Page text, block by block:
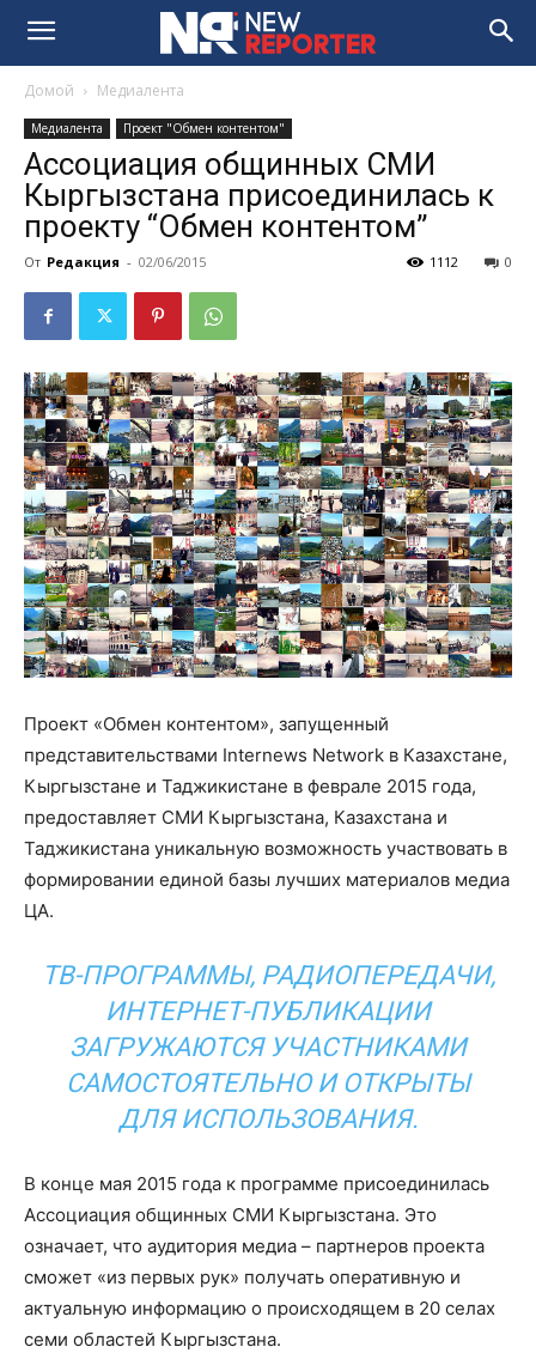
Домой Медиалента
Медиалента Проект "Обмен контентом"
Ассоциация общинных СМИ
Кыргызстана присоединилась к
проекту “Обмен контентом”
От Редакция - 02/06/2015 0
1112
Проект «Обмен контентом», запущенный
представительствами Internews Network в Казахстане,
Кыргызстане и Таджикистане в феврале 2015 года,
предоставляет СМИ Кыргызстана, Казахстана и
Таджикистана уникальную возможность участвовать в
формировании единой базы лучших материалов медиа
ЦА.
ТВ-ПРОГРАММЫ, РАДИОПЕРЕДАЧИ,
ИНТЕРНЕТ-ПУБЛИКАЦИИ
ЗАГРУЖАЮТСЯ УЧАСТНИКАМИ
САМОСТОЯТЕЛЬНО И ОТКРЫТЫ
ДЛЯ ИСПОЛЬЗОВАНИЯ.
В конце мая 2015 года к программе присоединилась
Ассоциация общинных СМИ Кыргызстана. Это
означает, что аудитория медиа – партнеров проекта
сможет «из первых рук» получать оперативную и
актуальную информацию о происходящем в 20 селах
семи областей Кыргызстана.